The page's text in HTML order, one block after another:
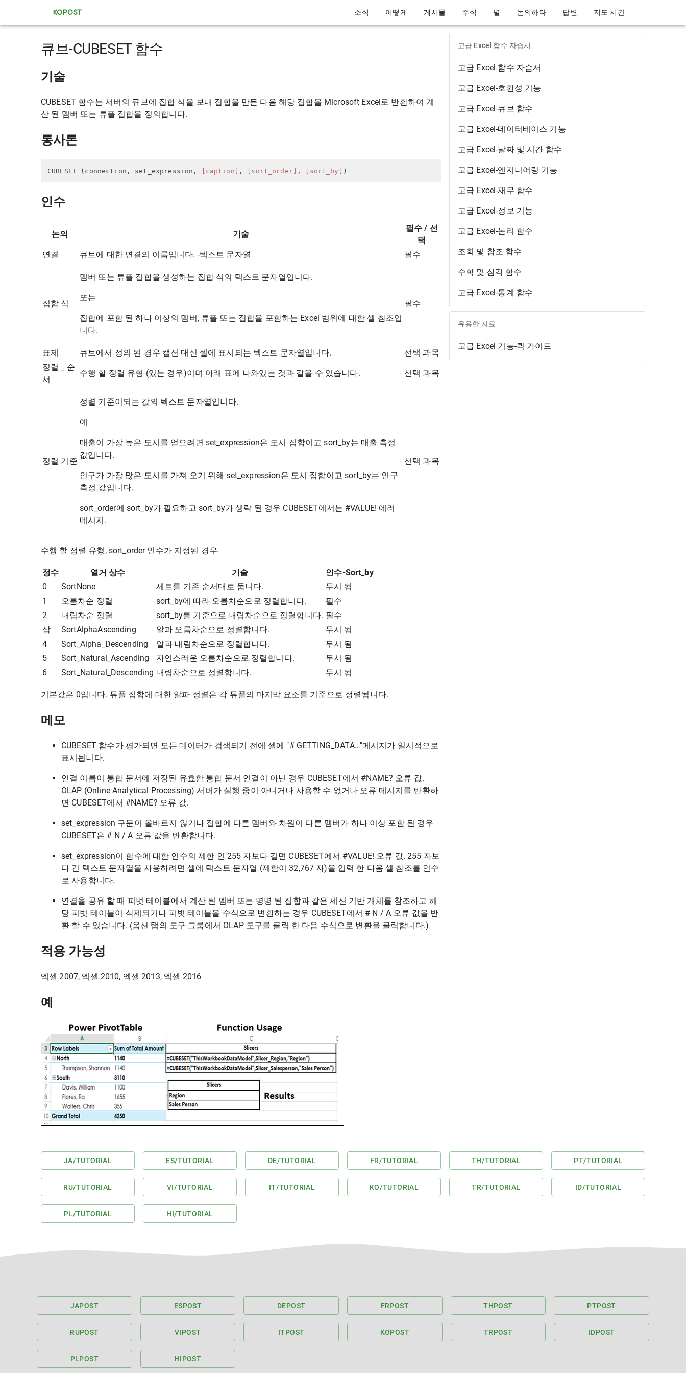
KOPOST 소식 어떻게 게시물 주식 별 논의하다 답변 지도 시간
큐브-CUBESET 함수
기술
CUBESET 함수는 서버의 큐브에 집합 식을 보내 집합을 만든 다음 해당 집합을 Microsoft Excel로 반환하여 계
산 된 멤버 또는 튜플 집합을 정의합니다.
통사론
CUBESET (connection, set_expression, [caption] , [sort_order] , [sort_by] )
인수
논의 기술
필수 / 선
택
연결
큐브에 대한 연결의 이름입니다. -텍스트 문자열 필수
집합 식
멤버 또는 튜플 집합을 생성하는 집합 식의 텍스트 문자열입니다.
또는
집합에 포함 된 하나 이상의 멤버, 튜플 또는 집합을 포함하는 Excel 범위에 대한 셀 참조입
니다.
필수
표제 큐브에서 정의 된 경우 캡션 대신 셀에 표시되는 텍스트 문자열입니다.
선택 과목
정렬 _ 순
서
수행 할 정렬 유형 (있는 경우)이며 아래 표에 나와있는 것과 같을 수 있습니다. 선택 과목
정렬 기준
정렬 기준이되는 값의 텍스트 문자열입니다.
예
매출이 가장 높은 도시를 얻으려면 set_expression은 도시 집합이고 sort_by는 매출 측정
값입니다.
인구가 가장 많은 도시를 가져 오기 위해 set_expression은 도시 집합이고 sort_by는 인구
측정 값입니다.
sort_order에 sort_by가 필요하고 sort_by가 생략 된 경우 CUBESET에서는 #VALUE! 에러
메시지.
선택 과목
수행 할 정렬 유형, sort_order 인수가 지정된 경우-
정수 열거 상수 기술
인수-Sort_by
0
SortNone 세트를 기존 순서대로 둡니다.
무시 됨
1
오름차순 정렬 sort_by에 따라 오름차순으로 정렬합니다.
필수
2
내림차순 정렬 sort_by를 기준으로 내림차순으로 정렬합니다. 필수
삼
SortAlphaAscending 알파 오름차순으로 정렬합니다.
무시 됨
4
Sort_Alpha_Descending 알파 내림차순으로 정렬합니다.
무시 됨
5
Sort_Natural_Ascending 자연스러운 오름차순으로 정렬합니다.
무시 됨
6
Sort_Natural_Descending 내림차순으로 정렬합니다. 무시 됨
기본값은 0입니다. 튜플 집합에 대한 알파 정렬은 각 튜플의 마지막 요소를 기준으로 정렬됩니다.
메모
CUBESET 함수가 평가되면 모든 데이터가 검색되기 전에 셀에 "# GETTING_DATA…"메시지가 일시적으로
표시됩니다.
연결 이름이 통합 문서에 저장된 유효한 통합 문서 연결이 아닌 경우 CUBESET에서 #NAME? 오류 값.
OLAP (Online Analytical Processing) 서버가 실행 중이 아니거나 사용할 수 없거나 오류 메시지를 반환하
면 CUBESET에서 #NAME? 오류 값.
set_expression 구문이 올바르지 않거나 집합에 다른 멤버와 차원이 다른 멤버가 하나 이상 포함 된 경우
CUBESET은 # N / A 오류 값을 반환합니다.
set_expression이 함수에 대한 인수의 제한 인 255 자보다 길면 CUBESET에서 #VALUE! 오류 값. 255 자보
다 긴 텍스트 문자열을 사용하려면 셀에 텍스트 문자열 (제한이 32,767 자)을 입력 한 다음 셀 참조를 인수
로 사용합니다.
연결을 공유 할 때 피벗 테이블에서 계산 된 멤버 또는 명명 된 집합과 같은 세션 기반 개체를 참조하고 해
당 피벗 테이블이 삭제되거나 피벗 테이블을 수식으로 변환하는 경우 CUBESET에서 # N / A 오류 값을 반
환 할 수 있습니다. (옵션 탭의 도구 그룹에서 OLAP 도구를 클릭 한 다음 수식으로 변환을 클릭합니다.)
적용 가능성
엑셀 2007, 엑셀 2010, 엑셀 2013, 엑셀 2016
예
고급 Excel 함수 자습서
고급 Excel 함수 자습서
고급 Excel-호환성 기능
고급 Excel-큐브 함수
고급 Excel-데이터베이스 기능
고급 Excel-날짜 및 시간 함수
고급 Excel-엔지니어링 기능
고급 Excel-재무 함수
고급 Excel-정보 기능
고급 Excel-논리 함수
조회 및 참조 함수
수학 및 삼각 함수
고급 Excel-통계 함수
유용한 자료
고급 Excel 기능-퀵 가이드
JA/TUTORIAL ES/TUTORIAL DE/TUTORIAL FR/TUTORIAL TH/TUTORIAL PT/TUTORIAL
RU/TUTORIAL VI/TUTORIAL IT/TUTORIAL KO/TUTORIAL TR/TUTORIAL ID/TUTORIAL
PL/TUTORIAL HI/TUTORIAL
JAPOST ESPOST DEPOST FRPOST THPOST PTPOST
RUPOST VIPOST ITPOST KOPOST TRPOST IDPOST
PLPOST HIPOST